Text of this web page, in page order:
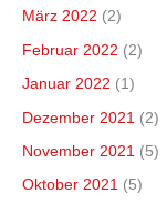
März 2022 (2)
Februar 2022 (2)
Januar 2022 (1)
Dezember 2021 (2)
November 2021 (5)
Oktober 2021 (5)